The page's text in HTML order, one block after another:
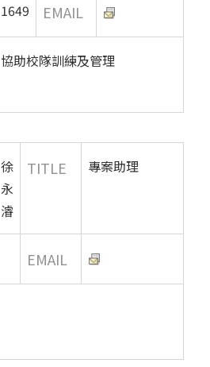
1649 EMAIL
協助校隊訓練及管理
徐
永
濬
TITLE 專案助理
EMAIL